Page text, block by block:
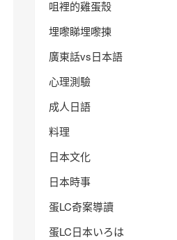
咀裡的雞蛋殼
埋嚟睇埋嚟揀
廣東話vs日本語
心理測驗
成人日語
料理
日本文化
日本時事
蛋LC奇案導讀
蛋LC日本いろは